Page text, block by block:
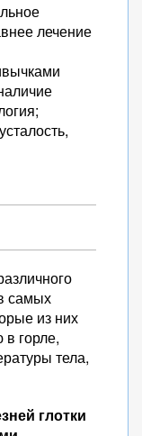
лечение
самых
из них
горле,
тела,
глотки